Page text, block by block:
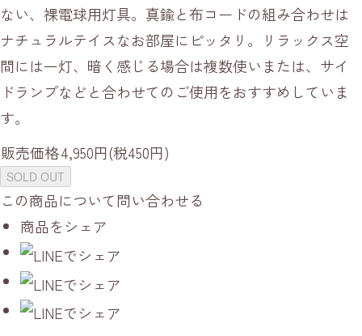
ない、裸電球用灯具。真鍮と布コードの組み合わせは
ナチュラルテイスなお部屋にピッタリ。リラックス空
間には一灯、暗く感じる場合は複数使いまたは、サイ
ドランプなどと合わせてのご使用をおすすめしていま
す。
販売価格4,950円(税450円)
SOLD OUT
この商品について問い合わせる
商品をシェア